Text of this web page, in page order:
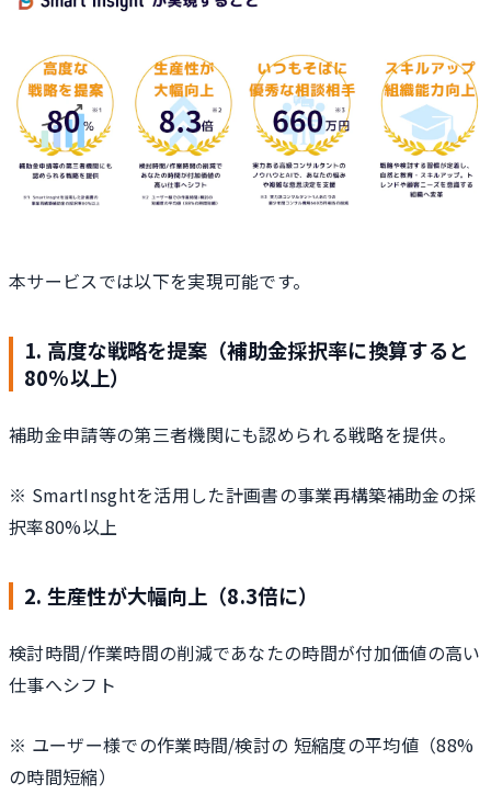
本サービスでは以下を実現可能です。
1. 高度な戦略を提案（補助金採択率に換算すると
80%以上）
補助金申請等の第三者機関にも認められる戦略を提供。
※ SmartInsghtを活用した計画書の事業再構築補助金の採
択率80%以上
2. 生産性が大幅向上（8.3倍に）
検討時間/作業時間の削減であなたの時間が付加価値の高い
仕事へシフト
※ ユーザー様での作業時間/検討の 短縮度の平均値（88%
の時間短縮）